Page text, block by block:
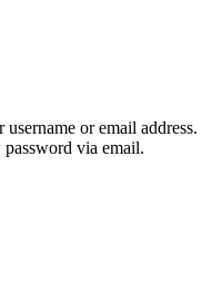
or email address.
via email.